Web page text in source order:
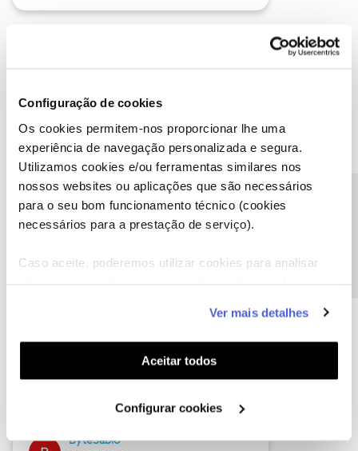
Configuração de cookies
Os cookies permitem-nos proporcionar lhe uma
experiência de navegação personalizada e segura.
Utilizamos cookies e/ou ferramentas similares nos
nossos websites ou aplicações que são necessários
para o seu bom funcionamento técnico (cookies
necessários para a prestação de serviço).
Caso aceite, poderemos utilizar cookies para analisar
funcionalidades (cookies de personalização e
funcionalidade) e adaptar anúncios aos seus interesses
(cookies de publicidade personalizada). Pode gerir a
utilização dos cookies clicando em "Configurar
Ver mais detalhes
Aceitar todos
Configurar cookies
Descubra as novidades de julho
Hall of Fame de julho
17 soluções
ByteSábio